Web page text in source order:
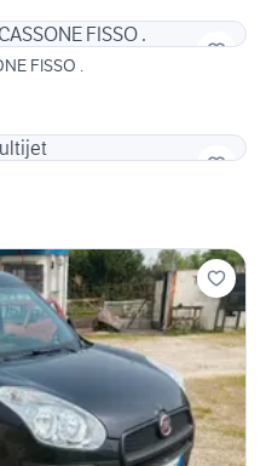
FISSO .